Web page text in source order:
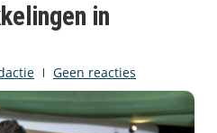
in
Geen reacties